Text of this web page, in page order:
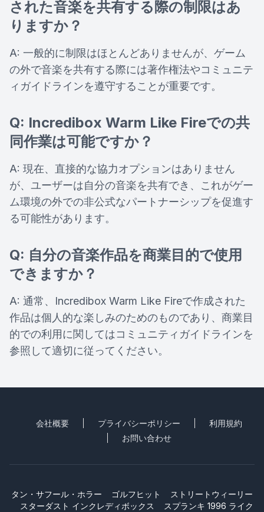
された音楽を共有する際の制限はあ
りますか？
A: 一般的に制限はほとんどありませんが、ゲーム
の外で音楽を共有する際には著作権法やコミュニテ
ィガイドラインを遵守することが重要です。
Q: Incredibox Warm Like Fireでの共
同作業は可能ですか？
A: 現在、直接的な協力オプションはありません
が、ユーザーは自分の音楽を共有でき、これがゲー
ム環境の外での非公式なパートナーシップを促進す
る可能性があります。
Q: 自分の音楽作品を商業目的で使用
できますか？
A: 通常、Incredibox Warm Like Fireで作成された
作品は個人的な楽しみのためのものであり、商業目
的での利用に関してはコミュニティガイドラインを
参照して適切に従ってください。
会社概要 プライバシーポリシー
利用規約
お問い合わせ
タン・サフール・ホラー ゴルフヒット
ストリートウィーリー
スターダスト インクレディボックス
スプランキ 1996 ライク